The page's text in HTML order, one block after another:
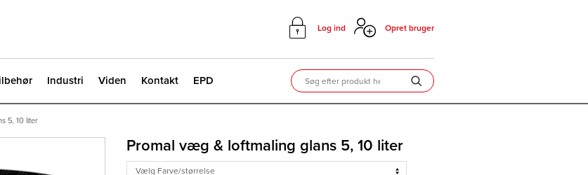
Log ind Opret bruger
Industri Viden Kontakt EPD
5, 10 liter
Promal væg & loftmaling glans 5, 10 liter